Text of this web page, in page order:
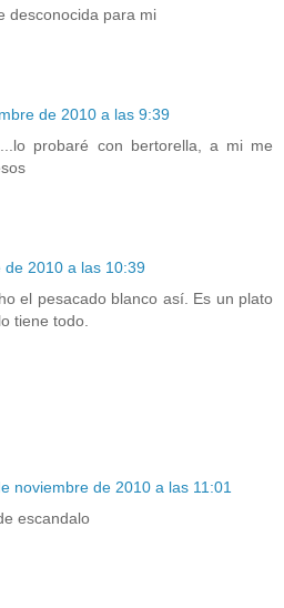
desconocida para mi
de 2010 a las 9:39
probaré con bertorella, a mi me
2010 a las 10:39
el pesacado blanco así. Es un plato
tiene todo.
noviembre de 2010 a las 11:01
escandalo